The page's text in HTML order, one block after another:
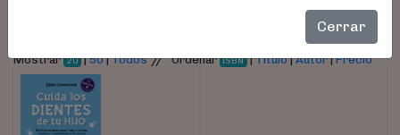
Cerrar
Mostrar 20 |50|Todos//Ordenar ISBN |Título|Autor|Precio